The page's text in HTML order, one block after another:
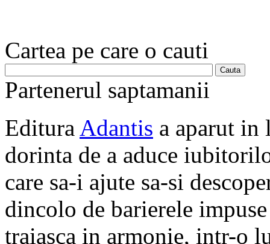
Cartea pe care o cauti
Partenerul saptamanii
Editura Adantis a aparut in
dorinta de a aduce
care sa-i ajute sa-si
dincolo de barierele
traiasca in armonie, intr-o